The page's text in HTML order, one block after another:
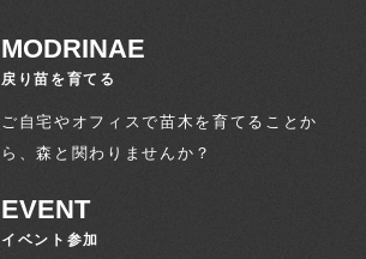
MODRINAE
戻り苗を育てる
ご自宅やオフィスで苗木を育てることか
ら、森と関わりませんか？
EVENT
イベント参加